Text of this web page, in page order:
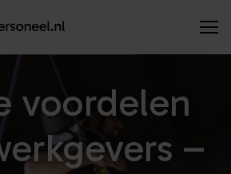
voordelen
–